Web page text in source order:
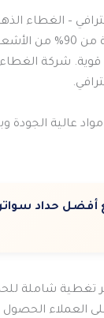
– الغطاء
هل تعلم أن
شركة الغطاء
عالية الجودة
حداد سواتر
العملاء الحصول